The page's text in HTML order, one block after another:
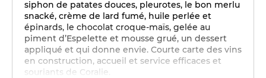
siphon de patates douces, pleurotes, le bon merlu
snacké, crème de lard fumé, huile perlée et
épinards, le chocolat croque-maïs, gelée au
piment d’Espelette et mousse grué, un dessert
appliqué et qui donne envie. Courte carte des vins
en construction, accueil et service efficaces et
souriants de Coralie.